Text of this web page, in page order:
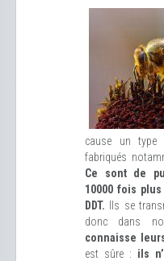
cause un type
fabriqués
Ce sont de
10000 fois
DDT. Ils se
donc dans
connaisse
est sûre : ils